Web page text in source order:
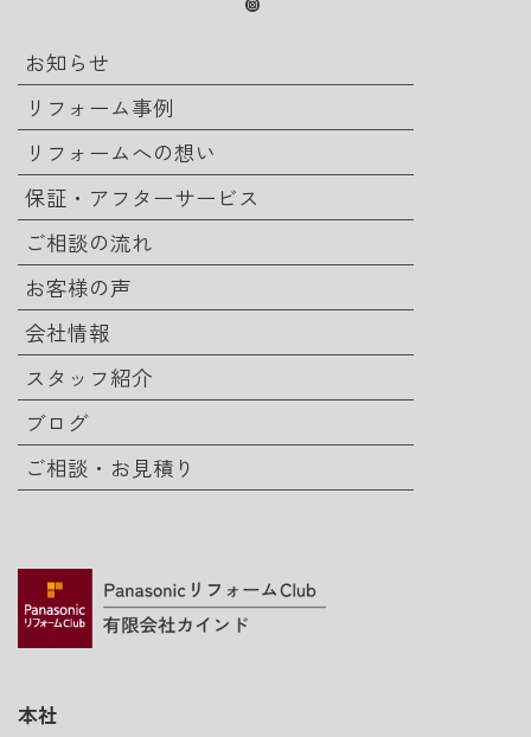
お知らせ
リフォーム事例
リフォームへの想い
保証・アフターサービス
ご相談の流れ
お客様の声
会社情報
スタッフ紹介
ブログ
ご相談・お見積り
本社